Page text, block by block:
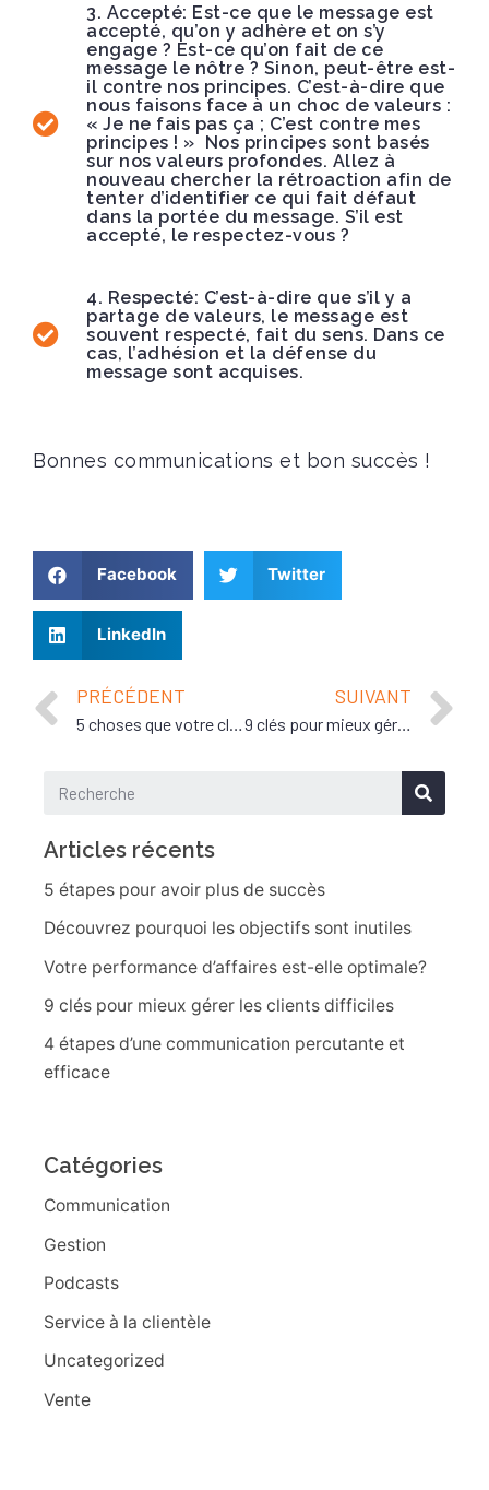
3. Accepté: Est-ce que le message est
accepté, qu’on y adhère et on s’y
engage ? Est-ce qu’on fait de ce
message le nôtre ? Sinon, peut-être est-
il contre nos principes. C’est-à-dire que
nous faisons face à un choc de valeurs :
« Je ne fais pas ça ; C’est contre mes
principes ! » Nos principes sont basés
sur nos valeurs profondes. Allez à
nouveau chercher la rétroaction afin de
tenter d’identifier ce qui fait défaut
dans la portée du message. S’il est
accepté, le respectez-vous ?
4. Respecté: C’est-à-dire que s’il y a
partage de valeurs, le message est
souvent respecté, fait du sens. Dans ce
cas, l’adhésion et la défense du
message sont acquises.
Bonnes communications et bon succès !
Facebook Twitter
LinkedIn
PRÉCÉDENT SUIVANT
9 clés pour mieux gérer les clients difficiles
Articles récents
5 étapes pour avoir plus de succès
Découvrez pourquoi les objectifs sont inutiles
Votre performance d’affaires est-elle optimale?
9 clés pour mieux gérer les clients difficiles
4 étapes d’une communication percutante et
efficace
Catégories
Communication
Gestion
Podcasts
Service à la clientèle
Uncategorized
Vente